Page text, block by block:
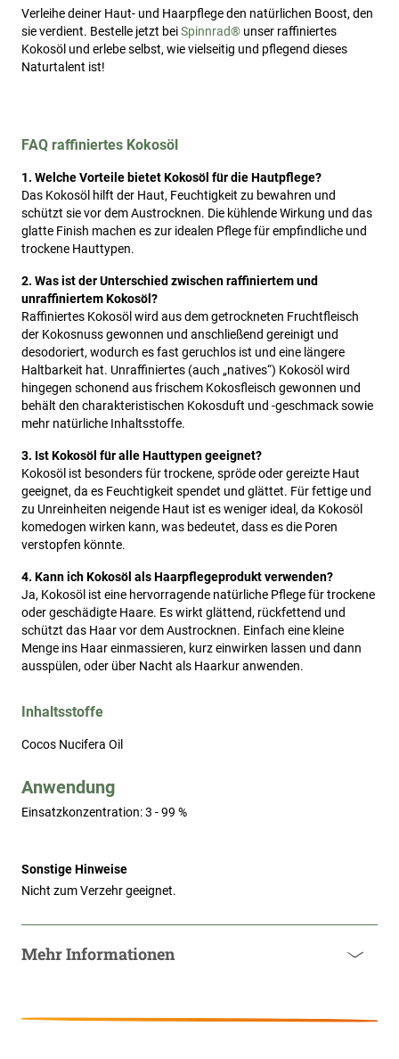
Verleihe deiner Haut- und Haarpflege den natürlichen Boost, den
sie verdient. Bestelle jetzt beiSpinnrad® unser raffiniertes
Kokosöl und erlebe selbst, wie vielseitig und pflegend dieses
Naturtalent ist!
FAQ raffiniertes Kokosöl
1. Welche Vorteile bietet Kokosöl für die Hautpflege?
Das Kokosöl hilft der Haut, Feuchtigkeit zu bewahren und
schützt sie vor dem Austrocknen. Die kühlende Wirkung und das
glatte Finish machen es zur idealen Pflege für empfindliche und
trockene Hauttypen.
2. Was ist der Unterschied zwischen raffiniertem und
unraffiniertem Kokosöl?
Raffiniertes Kokosöl wird aus dem getrockneten Fruchtfleisch
der Kokosnuss gewonnen und anschließend gereinigt und
desodoriert, wodurch es fast geruchlos ist und eine längere
Haltbarkeit hat. Unraffiniertes (auch „natives“) Kokosöl wird
hingegen schonend aus frischem Kokosfleisch gewonnen und
behält den charakteristischen Kokosduft und -geschmack sowie
mehr natürliche Inhaltsstoffe.
3. Ist Kokosöl für alle Hauttypen geeignet?
Kokosöl ist besonders für trockene, spröde oder gereizte Haut
geeignet, da es Feuchtigkeit spendet und glättet. Für fettige und
zu Unreinheiten neigende Haut ist es weniger ideal, da Kokosöl
komedogen wirken kann, was bedeutet, dass es die Poren
verstopfen könnte.
4. Kann ich Kokosöl als Haarpflegeprodukt verwenden?
Ja, Kokosöl ist eine hervorragende natürliche Pflege für trockene
oder geschädigte Haare. Es wirkt glättend, rückfettend und
schützt das Haar vor dem Austrocknen. Einfach eine kleine
Menge ins Haar einmassieren, kurz einwirken lassen und dann
ausspülen, oder über Nacht als Haarkur anwenden.
Inhaltsstoffe
Cocos Nucifera Oil
Anwendung
Einsatzkonzentration: 3 - 99 %
Sonstige Hinweise
Nicht zum Verzehr geeignet.
Mehr Informationen